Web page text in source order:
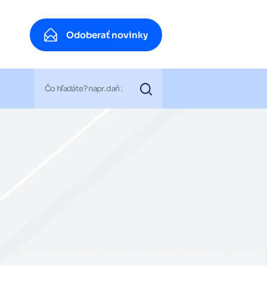
Odoberať novinky